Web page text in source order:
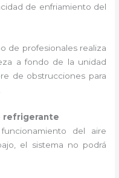
de enfriamiento del
de profesionales realiza
a fondo de la unidad
de obstrucciones para
refrigerante
del aire
el sistema no podrá